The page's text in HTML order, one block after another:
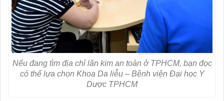
Nếu đang tìm địa chỉ lăn kim an toàn ở TPHCM, bạn đọc
có thể lựa chọn Khoa Da liễu – Bệnh viện Đại học Y
Dược TPHCM